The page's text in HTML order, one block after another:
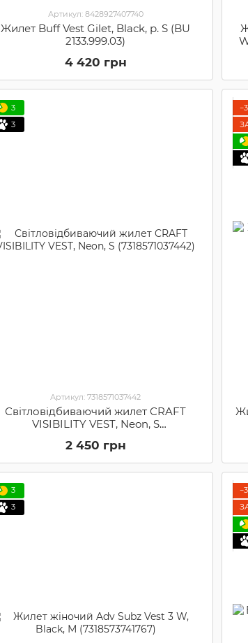
Артикул: 8428927407740
Жилет Buff Vest Gilet, Black, р. S (BU
2133.999.03)
4 420 грн
3
3
Артикул: 7318571037442
Світловідбиваючий жилет CRAFT
VISIBILITY VEST, Neon, S
2 450 грн
3
3